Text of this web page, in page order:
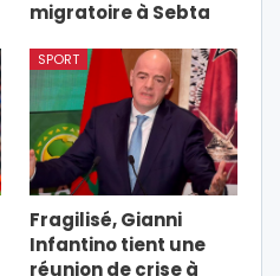
migratoire à Sebta
SPORT
Fragilisé, Gianni
Infantino tient une
réunion de crise à